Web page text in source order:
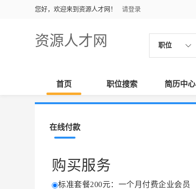
您好，欢迎来到资源人才网！ 请登录
资源人才网 职位
首页 职位搜索 简历中心
在线付款
购买服务
标准套餐200元：一个月付费企业会员